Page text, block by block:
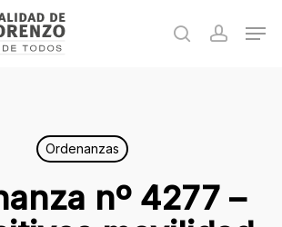
search
Ordenanzas
nº 4277 –